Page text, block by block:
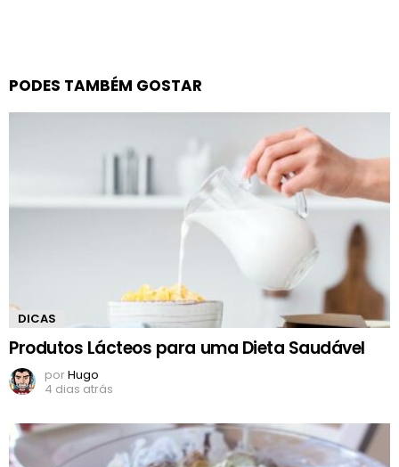
PODES TAMBÉM GOSTAR
DICAS
Produtos Lácteos para uma Dieta Saudável
porHugo
4 dias atrás